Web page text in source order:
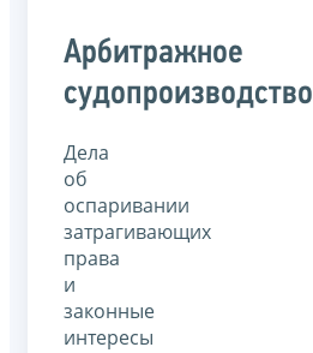
Арбитражное
судопроизводство
Дела
об
оспаривании
затрагивающих
права
и
законные
интересы